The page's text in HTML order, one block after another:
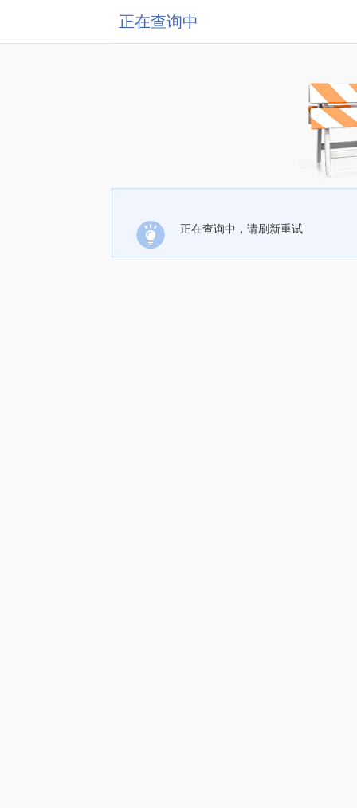
正在查询中
正在查询中，请刷新重试